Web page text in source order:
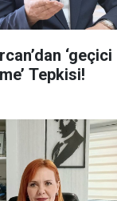
‘geçici
Tepkisi!